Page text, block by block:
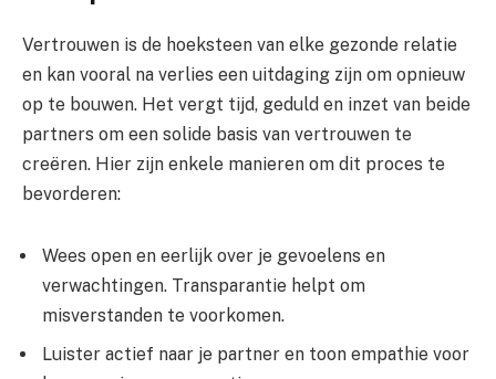
Vertrouwen is de hoeksteen van elke gezonde relatie
en kan vooral na verlies een uitdaging zijn om opnieuw
op te bouwen. Het vergt tijd, geduld en inzet van beide
partners om een solide basis van vertrouwen te
creëren. Hier zijn enkele manieren om dit proces te
bevorderen:
Wees open en eerlijk over je gevoelens en
verwachtingen. Transparantie helpt om
misverstanden te voorkomen.
Luister actief naar je partner en toon empathie voor